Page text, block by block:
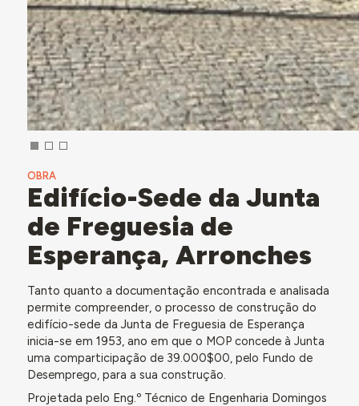
OBRA
Edifício-Sede da Junta
de Freguesia de
Esperança, Arronches
Tanto quanto a documentação encontrada e analisada
permite compreender, o processo de construção do
edifício-sede da Junta de Freguesia de Esperança
inicia-se em 1953, ano em que o MOP concede à Junta
uma comparticipação de 39.000$00, pelo Fundo de
Desemprego, para a sua construção.
Projetada pelo Eng.º Técnico de Engenharia Domingos